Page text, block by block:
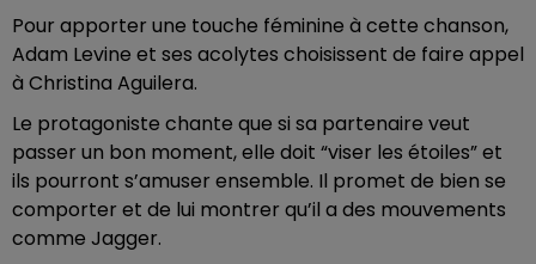
Pour apporter une touche féminine à cette chanson,
Adam Levine et ses acolytes choisissent de faire appel
à Christina Aguilera.
Le protagoniste chante que si sa partenaire veut
passer un bon moment, elle doit “viser les étoiles” et
ils pourront s’amuser ensemble. Il promet de bien se
comporter et de lui montrer qu’il a des mouvements
comme Jagger.